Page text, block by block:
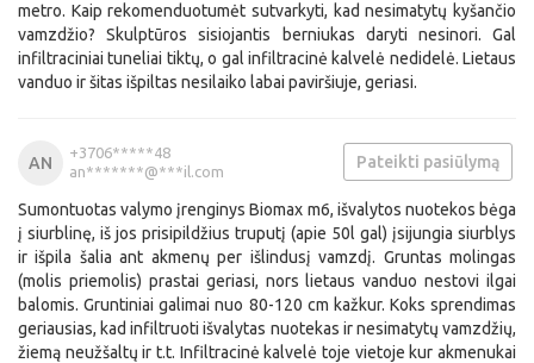
metro. Kaip rekomenduotumėt sutvarkyti, kad nesimatytų kyšančio
vamzdžio? Skulptūros sisiojantis berniukas daryti nesinori. Gal
infiltraciniai tuneliai tiktų, o gal infiltracinė kalvelė nedidelė. Lietaus
vanduo ir šitas išpiltas nesilaiko labai paviršiuje, geriasi.
AN
+3706*****48
an*******@***il.com
Pateikti pasiūlymą
Sumontuotas valymo įrenginys Biomax m6, išvalytos nuotekos bėga
į siurblinę, iš jos prisipildžius truputį (apie 50l gal) įsijungia siurblys
ir išpila šalia ant akmenų per išlindusį vamzdį. Gruntas molingas
(molis priemolis) prastai geriasi, nors lietaus vanduo nestovi ilgai
balomis. Gruntiniai galimai nuo 80-120 cm kažkur. Koks sprendimas
geriausias, kad infiltruoti išvalytas nuotekas ir nesimatytų vamzdžių,
žiemą neužšaltų ir t.t. Infiltracinė kalvelė toje vietoje kur akmenukai